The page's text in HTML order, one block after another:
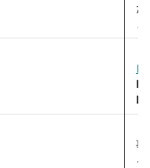
た
■
■
事
る